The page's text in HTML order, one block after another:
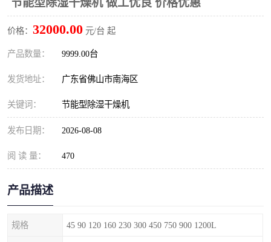
节能型除湿干燥机 做工优良 价格优惠
价格： 32000.00 元/台 起
产品数量： 9999.00台
发货地址： 广东省佛山市南海区
关键词： 节能型除湿干燥机
发布日期： 2026-08-08
阅 读 量： 470
产品描述
规格 45 90 120 160 230 300 450 750 900 1200L